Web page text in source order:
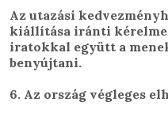
Az utazási
kiállítása iránti
iratokkal együtt a
benyújtani.
6. Az ország végleges